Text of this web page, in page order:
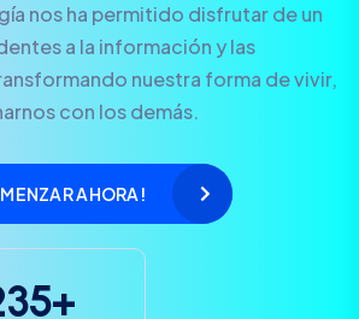
nos ha permitido disfrutar de un
a la información y las
nuestra forma de vivir,
con los demás.
AHORA!
35+